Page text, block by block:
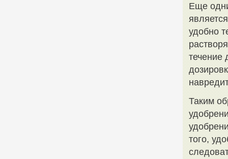
Еще
удобно
течение
Таким
того,